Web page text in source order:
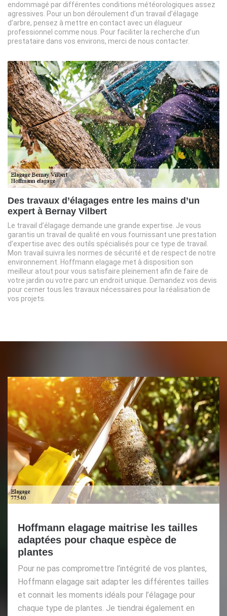
endommagé par différentes conditions météorologiques assez
agressives. Pour un bon déroulement d’un travail d’élagage
d’arbre, pensez à mettre en contact avec un élagueur
professionnel comme nous. Pour faciliter la recherche d’un
prestataire dans vos environs, merci de nous contacter.
Des travaux d’élagages entre les mains d’un
expert à Bernay Vilbert
Le travail d’élagage demande une grande expertise. Je vous
garantis un travail de qualité en vous fournissant une prestation
d’expertise avec des outils spécialisés pour ce type de travail.
Mon travail suivra les normes de sécurité et de respect de notre
environnement. Hoffmann elagage met à disposition son
meilleur atout pour vous satisfaire pleinement afin de faire de
votre jardin ou votre parc un endroit unique. Demandez vos devis
pour cerner tous les travaux nécessaires pour la réalisation de
vos projets.
Hoffmann elagage maitrise les tailles
adaptées pour chaque espèce de
plantes
Pour ne pas compromettre l’intégrité de vos plantes,
Hoffmann elagage sait adapter les différentes tailles
et connait les moments idéals pour l’élagage pour
chaque type de plantes. Je tiendrai également en